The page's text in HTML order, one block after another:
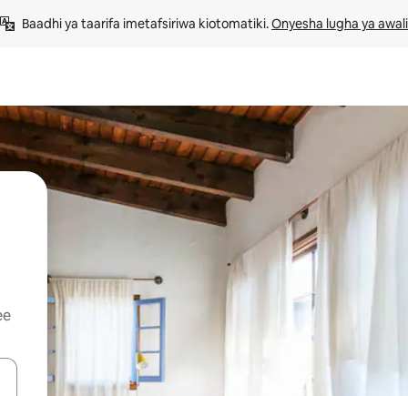
Baadhi ya taarifa imetafsiriwa kiotomatiki. Onyesha lugha ya awali
vya vishale vya juu na chini au uchunguze kwa kugusa au